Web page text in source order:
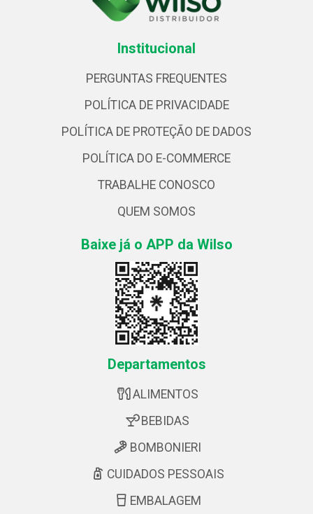
Institucional
PERGUNTAS FREQUENTES
POLÍTICA DE PRIVACIDADE
POLÍTICA DE PROTEÇÃO DE DADOS
POLÍTICA DO E-COMMERCE
TRABALHE CONOSCO
QUEM SOMOS
Baixe já o APP da Wilso
Departamentos
ALIMENTOS
BEBIDAS
BOMBONIERI
CUIDADOS PESSOAIS
EMBALAGEM